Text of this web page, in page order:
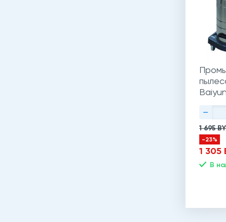
-
1 695
-23%
1 305
В